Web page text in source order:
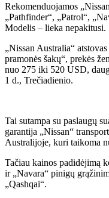
Rekomenduojamos
„Pathfinder“, „Patrol“,
Modelis – lieka nepakitusi.
„Nissan Australia“
pramonės šakų“, prekės
nuo 275 iki 520 USD,
1 d., Trečiadienio.
Tai sutampa su paslaugų
garantija „Nissan“
Australijoje, kuri taikoma
Tačiau kainos padidėjimą
ir „Navara“ pinigų
„Qashqai“.